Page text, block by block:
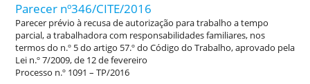
Parecer nº346/CITE/2016
Parecer prévio à recusa de autorização para trabalho a tempo
parcial, a trabalhadora com responsabilidades familiares, nos
termos do n.º 5 do artigo 57.º do Código do Trabalho, aprovado pela
Lei n.º 7/2009, de 12 de fevereiro
Processo n.º 1091 – TP/2016